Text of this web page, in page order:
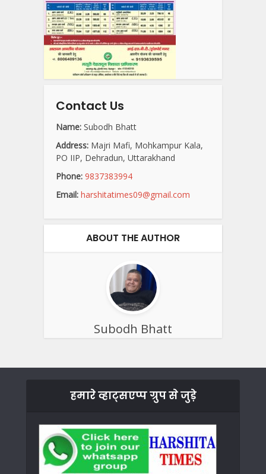
Contact Us
Name: Subodh Bhatt
Address: Majri Mafi, Mohkampur Kala,
PO IIP, Dehradun, Uttarakhand
Phone: 9837383994
Email: harshitatimes09@gmail.com
ABOUT THE AUTHOR
Subodh Bhatt
हमारे व्हाट्सएप्प ग्रुप से जुड़े